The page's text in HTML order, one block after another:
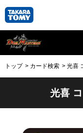
トップ カード検索 光喜
光喜